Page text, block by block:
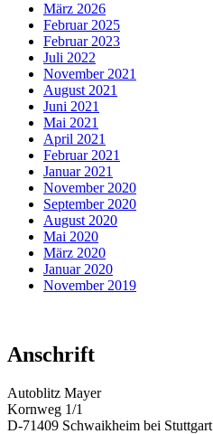
März 2026
Februar 2025
Februar 2023
Juli 2022
November 2021
August 2021
Juni 2021
Mai 2021
April 2021
Februar 2021
Januar 2021
November 2020
September 2020
August 2020
Mai 2020
März 2020
Januar 2020
November 2019
Anschrift
Autoblitz Mayer
Kornweg 1/1
D-71409 Schwaikheim bei Stuttgart